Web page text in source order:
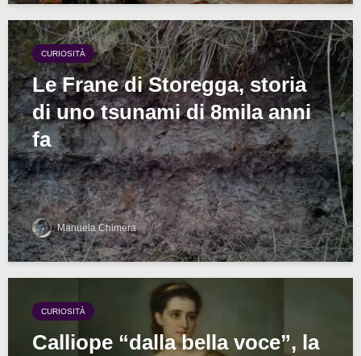
CURIOSITÀ
Le Frane di Storegga, storia
di uno tsunami di 8mila anni
fa
Manuela Chimera
CURIOSITÀ
Calliope “dalla bella voce”, la